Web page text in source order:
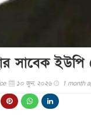
সাবেক ইউপি
১০ জুন, ২০২৬ 1 month